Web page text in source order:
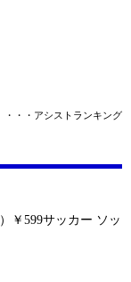
・・・アシストランキング
￥599サッカー ソッ